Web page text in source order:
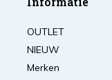
OUTLET
NIEUW
Merken